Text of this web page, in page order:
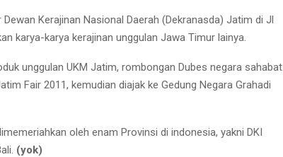
Kerajinan Nasional Daerah (Dekranasda) Jatim di Jl
karya-karya kerajinan unggulan Jawa Timur lainya.
unggulan UKM Jatim, rombongan Dubes negara sahabat
Fair 2011, kemudian diajak ke Gedung Negara Grahadi
oleh enam Provinsi di indonesia, yakni DKI
(yok)